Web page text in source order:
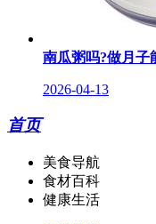
南瓜粥吗?做月子
2026-04-13
首页
美食导航
食材百科
健康生活